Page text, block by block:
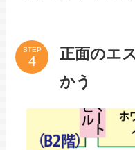
STEP
正面のエ
かう